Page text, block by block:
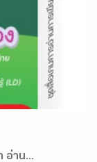
อ่าน...